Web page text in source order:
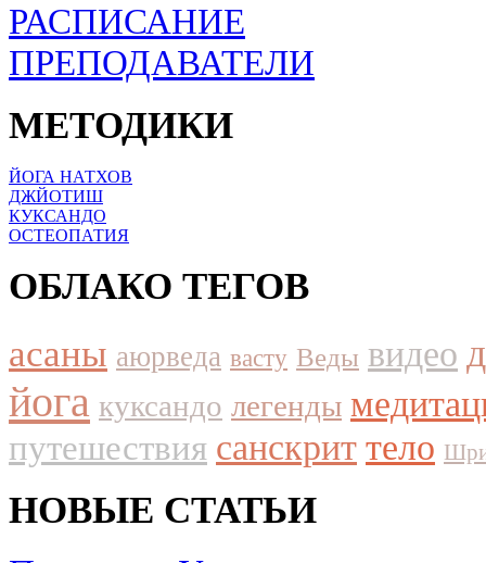
РАСПИСАНИЕ
ПРЕПОДАВАТЕЛИ
МЕТОДИКИ
ЙОГА НАТХОВ
ДЖЙОТИШ
КУКСАНДО
ОСТЕОПАТИЯ
ОБЛАКО ТЕГОВ
асаны аюрведа васту Веды видео
йога куксандо легенды
путешествия санскрит тело
НОВЫЕ СТАТЬИ